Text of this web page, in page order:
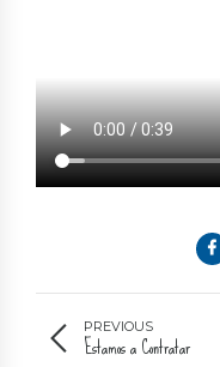
PREVIOUS
Estamos a Contratar